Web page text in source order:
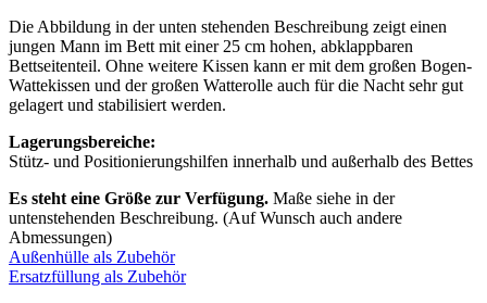
Die Abbildung in der unten stehenden Beschreibung zeigt einen
jungen Mann im Bett mit einer 25 cm hohen, abklappbaren
Bettseitenteil. Ohne weitere Kissen kann er mit dem großen Bogen-
Wattekissen und der großen Watterolle auch für die Nacht sehr gut
gelagert und stabilisiert werden.
Lagerungsbereiche:
Stütz- und Positionierungshilfen innerhalb und außerhalb des Bettes
Es steht eine Größe zur Verfügung. Maße siehe in der
untenstehenden Beschreibung. (Auf Wunsch auch andere
Abmessungen)
Außenhülle als Zubehör
Ersatzfüllung als Zubehör